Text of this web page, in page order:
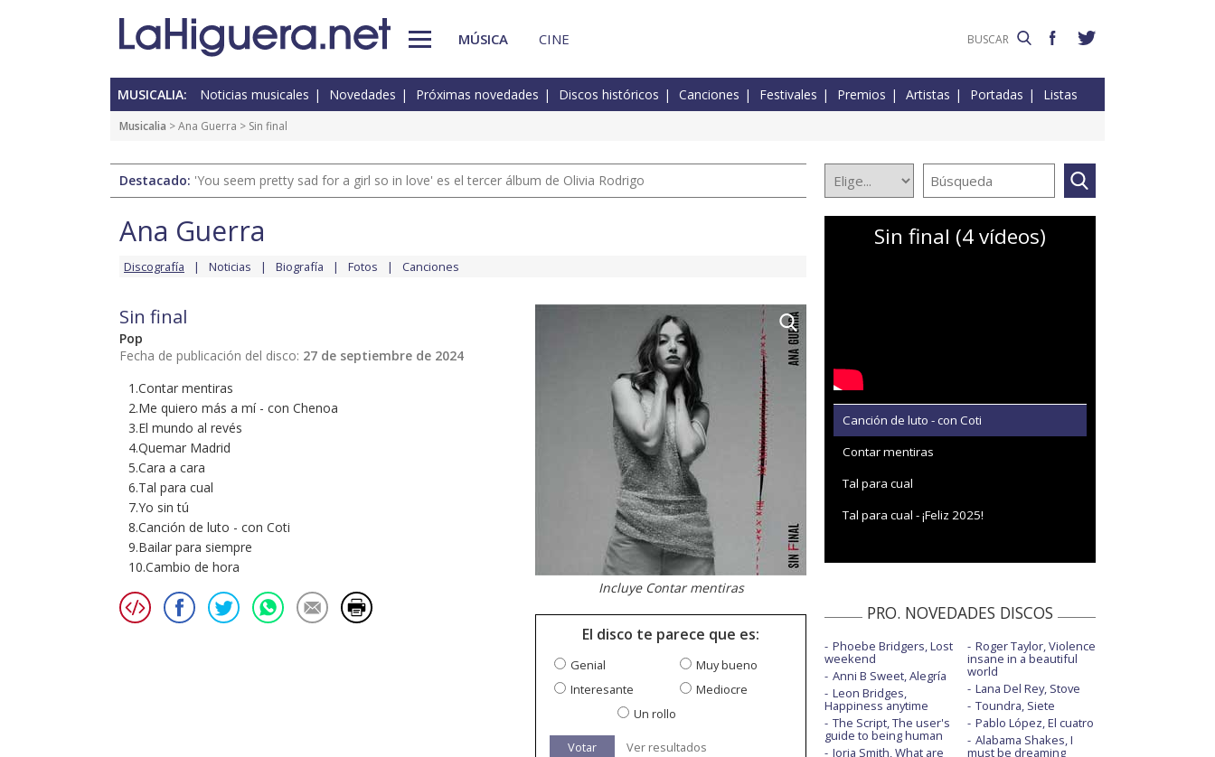
MÚSICA CINE
MUSICALIA: Noticias musicales Novedades Próximas novedades Discos históricos Canciones Festivales Premios Artistas Portadas Listas
Musicalia >Ana Guerra > Sin final
Destacado: 'You seem pretty sad for a girl so in love' es el tercer álbum de Olivia Rodrigo
Ana Guerra
Discografía Noticias Biografía Fotos Canciones
Sin final
Pop
Fecha de publicación del disco: 27 de septiembre de 2024
1.Contar mentiras
2.Me quiero más a mí - con Chenoa
3.El mundo al revés
4.Quemar Madrid
5.Cara a cara
6.Tal para cual
7.Yo sin tú
8.Canción de luto - con Coti
9.Bailar para siempre
10.Cambio de hora
Incluye Contar mentiras
El disco te parece que es:
Genial
Muy bueno
Interesante
Mediocre
Un rollo
Votar Ver resultados
Sin final (4 vídeos)
Canción de luto - con Coti
Contar mentiras
Tal para cual
Tal para cual - ¡Feliz 2025!
PRO. NOVEDADES DISCOS
Phoebe Bridgers, Lost
weekend
Anni B Sweet, Alegría
Leon Bridges,
Happiness anytime
The Script, The user's
guide to being human
Jorja Smith, What are
Roger Taylor, Violence
insane in a beautiful
world
Lana Del Rey, Stove
Toundra, Siete
Pablo López, El cuatro
Alabama Shakes, I
must be dreaming